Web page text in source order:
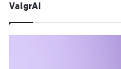
ValgrAI